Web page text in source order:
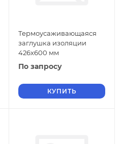
Термоусаживающаяся
заглушка изоляции
426х600 мм
По запросу
КУПИТЬ